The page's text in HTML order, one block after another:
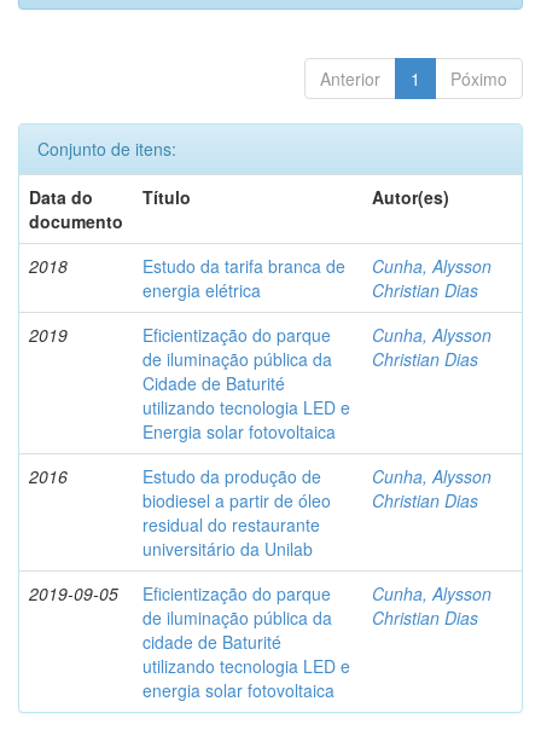
Anterior 1 Póximo
Conjunto de itens:
Data do
documento
Título Autor(es)
2018
Estudo da tarifa branca de
energia elétrica
Cunha, Alysson
Christian Dias
2019
Eficientização do parque
de iluminação pública da
Cidade de Baturité
utilizando tecnologia LED e
Energia solar fotovoltaica
Cunha, Alysson
Christian Dias
2016
Estudo da produção de
biodiesel a partir de óleo
residual do restaurante
universitário da Unilab
Cunha, Alysson
Christian Dias
2019-09-05
Eficientização do parque
de iluminação pública da
cidade de Baturité
utilizando tecnologia LED e
energia solar fotovoltaica
Cunha, Alysson
Christian Dias